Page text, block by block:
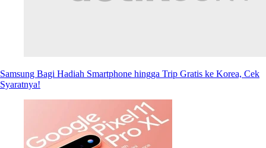
Samsung Bagi Hadiah Smartphone hingga Trip Gratis ke Korea, Cek
Syaratnya!